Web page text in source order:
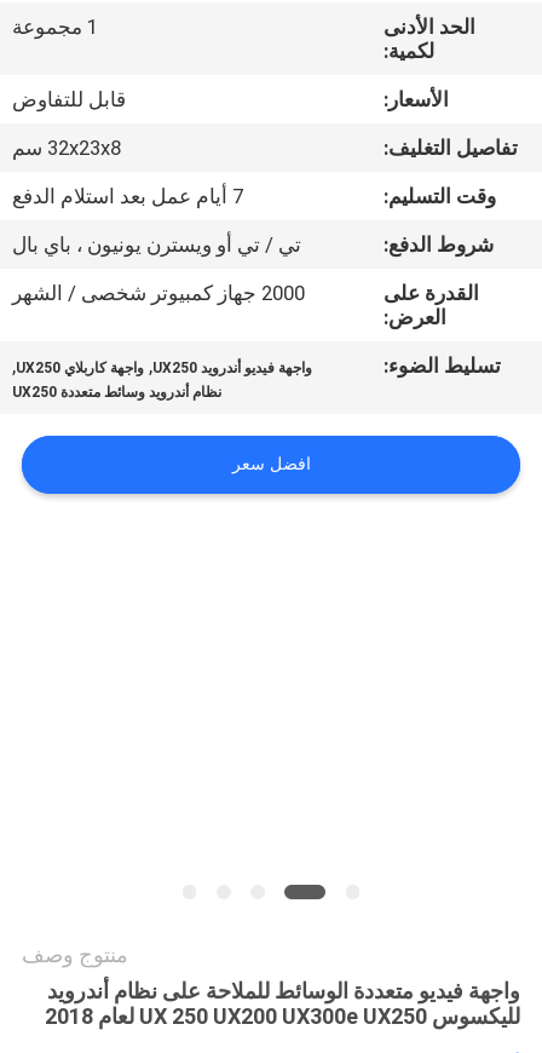
جولة
المعمل
مراقبة
الجودة
أخبار
الحد الأدنى
لكمية:
1 مجموعة
الأسعار:
قابل للتفاوض
تفاصيل التغليف:
32x23x8 سم
وقت التسليم:
7 أيام عمل بعد استلام الدفع
شروط الدفع:
تي / تي أو ويسترن يونيون ، باي بال
القدرة على
العرض:
2000 جهاز كمبيوتر شخصى / الشهر
تسليط الضوء: واجهة فيديو أندرويد UX250 , واجهة كاربلاي UX250 ,
نظام أندرويد وسائط متعددة UX250
افضل سعر
منتوج وصف
واجهة فيديو متعددة الوسائط للملاحة على نظام أندرويد
لليكسوس UX 250 UX200 UX300e UX250 لعام 2018